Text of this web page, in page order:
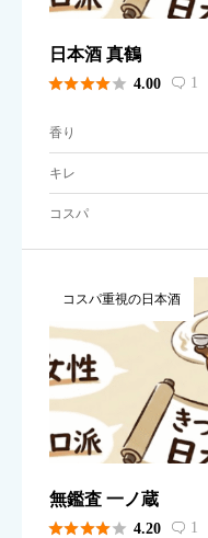
日本酒 真鶴
 4.00  1
香り
キレ
コスパ
コスパ重視の日本酒
無鑑査 一ノ蔵
 4.20  1